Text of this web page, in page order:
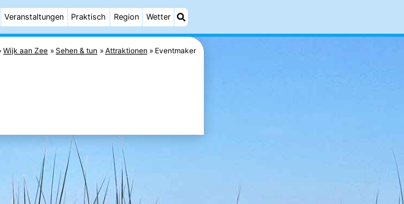
Veranstaltungen Praktisch Region Wetter
Wijk aan Zee Sehen & tun Attraktionen Eventmaker